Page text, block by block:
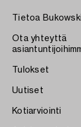
Tietoa
Ota yhteyttä
Tulokset
Uutiset
Kotiarviointi